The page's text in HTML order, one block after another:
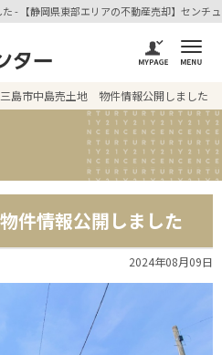
- 【静岡県東部エリアの不動産売却】センチ
三島市中島売土地 物件情報公開しました
件情報公開しました
2024年08月09日